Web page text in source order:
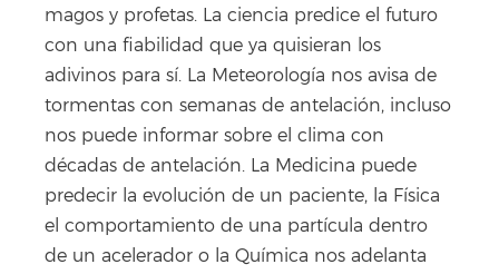
magos y profetas. La ciencia predice el futuro
con una fiabilidad que ya quisieran los
adivinos para sí. La Meteorología nos avisa de
tormentas con semanas de antelación, incluso
nos puede informar sobre el clima con
décadas de antelación. La Medicina puede
predecir la evolución de un paciente, la Física
el comportamiento de una partícula dentro
de un acelerador o la Química nos adelanta